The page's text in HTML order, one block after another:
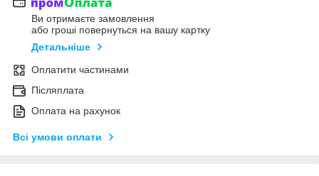
Ви отримаєте замовлення
або гроші повернуться на вашу картку
Детальніше
Оплатити частинами
Післяплата
Оплата на рахунок
Всі умови оплати